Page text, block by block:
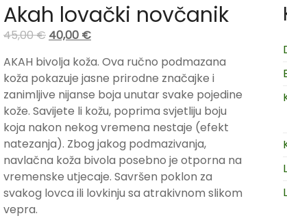
Akah lovački novčanik
45,00€ 40,00 €
AKAH bivolja koža. Ova ručno podmazana
koža pokazuje jasne prirodne značajke i
zanimljive nijanse boja unutar svake pojedine
kože. Savijete li kožu, poprima svjetliju boju
koja nakon nekog vremena nestaje (efekt
natezanja). Zbog jakog podmazivanja,
navlačna koža bivola posebno je otporna na
vremenske utjecaje. Savršen poklon za
svakog lovca ili lovkinju sa atrakivnom slikom
vepra.